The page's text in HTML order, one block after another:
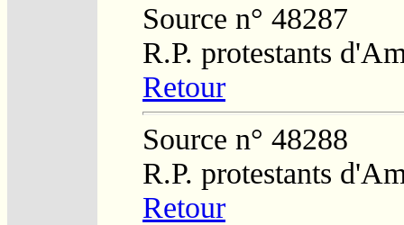
Source n° 48287
R.P. protestants
Retour
Source n° 48288
R.P. protestants
Retour